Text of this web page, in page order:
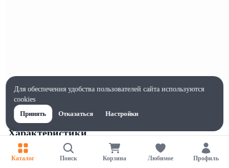
Характеристики
Ширина, мм
90
Каталог Поиск Корзина Любимое Профиль
Для обеспечения удобства пользователей сайта используются
cookies
Принять
Отказаться Настройки